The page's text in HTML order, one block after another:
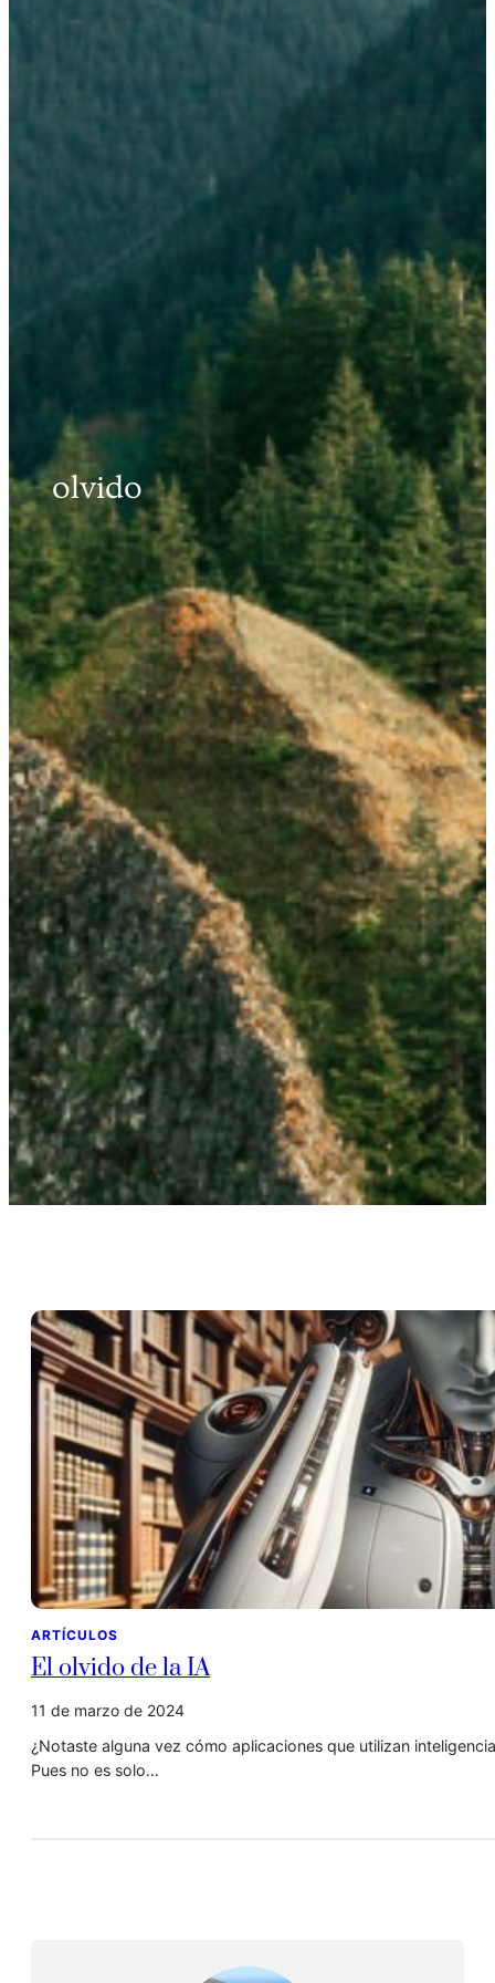
olvido
ARTÍCULOS
El olvido de la IA
11 de marzo de 2024
¿Notaste alguna vez cómo aplicaciones que utilizan
Pues no es solo…